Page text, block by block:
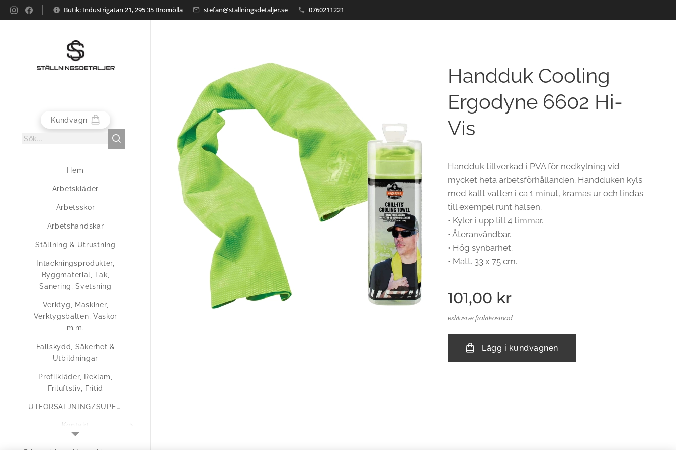
Butik: Industrigatan 21, 295 35 Bromölla stefan@stallningsdetaljer.se 0760211221
Kundvagn
Hem
Arbetskläder
Arbetsskor
Arbetshandskar
Ställning & Utrustning
Intäckningsprodukter,
Byggmaterial, Tak,
Sanering, Svetsning
Verktyg, Maskiner,
Verktygsbälten, Väskor
m.m.
Fallskydd, Säkerhet &
Utbildningar
Profilkläder, Reklam,
Friluftsliv, Fritid
UTFÖRSÄLJNING/SUPERERBJUDANDEN
Kontakt
Handduk Cooling
Ergodyne 6602 Hi-
Vis
Handduk tillverkad i PVA för nedkylning vid
mycket heta arbetsförhållanden. Handduken kyls
med kallt vatten i ca 1 minut, kramas ur och lindas
till exempel runt halsen.
• Kyler i upp till 4 timmar.
• Återanvändbar.
• Hög synbarhet.
• Mått. 33 x 75 cm.
101,00 kr
exklusive fraktkostnad
Lägg i kundvagnen